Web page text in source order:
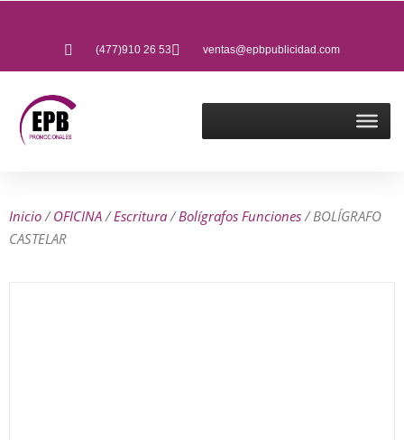
(477)910 26 53 ventas@epbpublicidad.com
Inicio /OFICINA /Escritura /Bolígrafos Funciones / BOLÍGRAFO
CASTELAR